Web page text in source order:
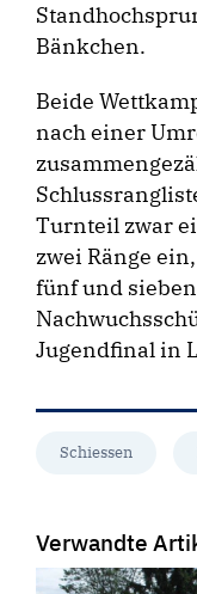
Bänkchen.
Beide
nach einer
Turnteil zwar
zwei Ränge
fünf und
Jugendfinal in
Schiessen
Verwandte